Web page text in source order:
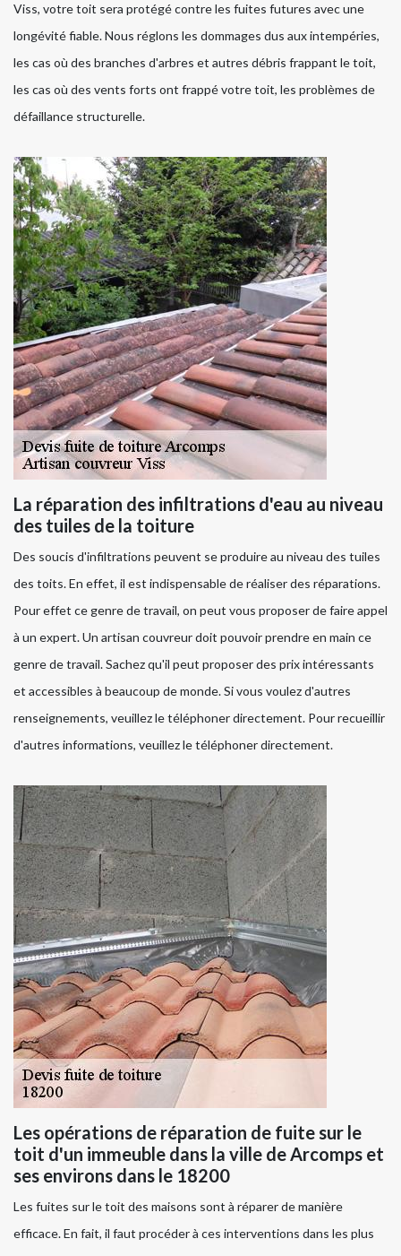
Viss, votre toit sera protégé contre les fuites futures avec une
longévité fiable. Nous réglons les dommages dus aux intempéries,
les cas où des branches d'arbres et autres débris frappant le toit,
les cas où des vents forts ont frappé votre toit, les problèmes de
défaillance structurelle.
La réparation des infiltrations d'eau au niveau
des tuiles de la toiture
Des soucis d'infiltrations peuvent se produire au niveau des tuiles
des toits. En effet, il est indispensable de réaliser des réparations.
Pour effet ce genre de travail, on peut vous proposer de faire appel
à un expert. Un artisan couvreur doit pouvoir prendre en main ce
genre de travail. Sachez qu'il peut proposer des prix intéressants
et accessibles à beaucoup de monde. Si vous voulez d'autres
renseignements, veuillez le téléphoner directement. Pour recueillir
d'autres informations, veuillez le téléphoner directement.
Les opérations de réparation de fuite sur le
toit d'un immeuble dans la ville de Arcomps et
ses environs dans le 18200
Les fuites sur le toit des maisons sont à réparer de manière
efficace. En fait, il faut procéder à ces interventions dans les plus